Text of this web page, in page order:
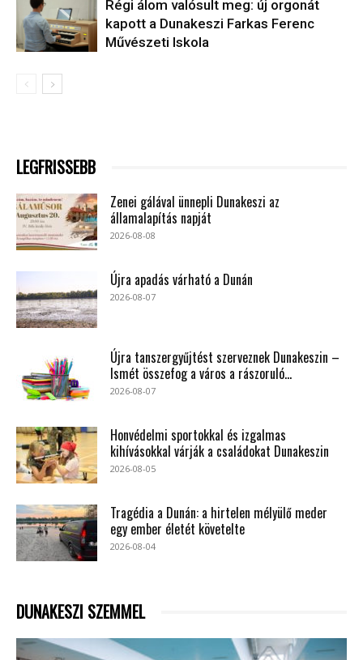
Régi álom valósult meg: új orgonát
kapott a Dunakeszi Farkas Ferenc
Művészeti Iskola
LEGFRISSEBB
Zenei gálával ünnepli Dunakeszi az
államalapítás napját
2026-08-08
Újra apadás várható a Dunán
2026-08-07
Újra tanszergyűjtést szerveznek Dunakeszin –
Ismét összefog a város a rászoruló...
2026-08-07
Honvédelmi sportokkal és izgalmas
kihívásokkal várják a családokat Dunakeszin
2026-08-05
Tragédia a Dunán: a hirtelen mélyülő meder
egy ember életét követelte
2026-08-04
DUNAKESZI SZEMMEL